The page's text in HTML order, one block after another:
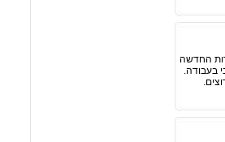
החדשה
בעבודה.